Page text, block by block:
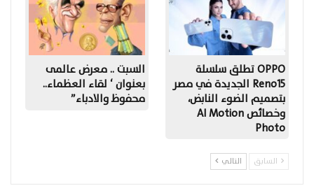
OPPO تطلق سلسلة
Reno15 الجديدة في مصر
بتصميم الضوء النابض،
وخصائص AI Motion
Photo
السبت .. معرض عالمى
بعنوان ‘ لقاء العظماء..
محفوظ والادباء”
السابق التالي